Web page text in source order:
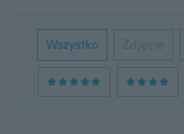
Wszystko Zdjęcie